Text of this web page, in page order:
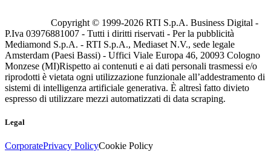
Copyright © 1999-2026 RTI S.p.A. Business Digital -
P.Iva 03976881007 - Tutti i diritti riservati - Per la pubblicità
Mediamond S.p.A. - RTI S.p.A., Mediaset N.V., sede legale
Amsterdam (Paesi Bassi) - Uffici Viale Europa 46, 20093 Cologno
Monzese (MI)Rispetto ai contenuti e ai dati personali trasmessi e/o
riprodotti è vietata ogni utilizzazione funzionale all’addestramento di
sistemi di intelligenza artificiale generativa. È altresì fatto divieto
espresso di utilizzare mezzi automatizzati di data scraping.
Legal
CorporatePrivacy PolicyCookie Policy